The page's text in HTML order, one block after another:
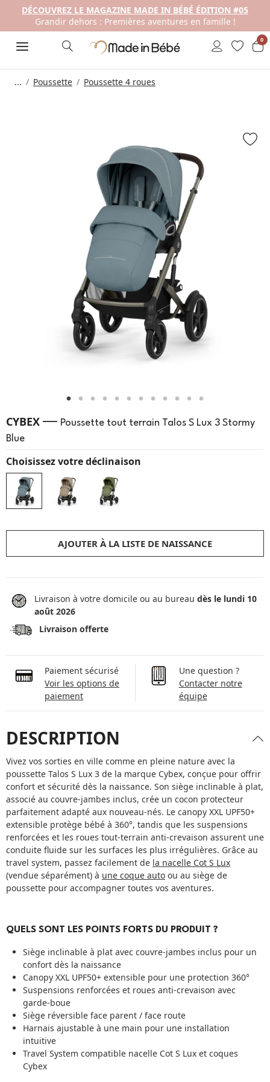
DÉCOUVREZ LE MAGAZINE MADE IN BÉBÉ ÉDITION #05
Grandir dehors : Premières aventures en famille !
0
... Poussette Poussette 4 roues
CYBEX — Poussette tout terrain Talos S Lux 3 Stormy
Blue
Choisissez votre déclinaison
AJOUTER À LA LISTE DE NAISSANCE
Livraison à votre domicile ou au bureaudès le lundi 10
août 2026
Livraison offerte
Paiement sécurisé
Voir les options de
paiement
Une question ?
Contacter notre
équipe
DESCRIPTION
Vivez vos sorties en ville comme en pleine nature avec la
poussette Talos S Lux 3 de la marque Cybex, conçue pour offrir
confort et sécurité dès la naissance. Son siège inclinable à plat,
associé au couvre-jambes inclus, crée un cocon protecteur
parfaitement adapté aux nouveau-nés. Le canopy XXL UPF50+
extensible protège bébé à 360°, tandis que les suspensions
renforcées et les roues tout-terrain anti-crevaison assurent une
conduite fluide sur les surfaces les plus irrégulières. Grâce au
travel system, passez facilement de la nacelle Cot S Lux
(vendue séparément) à une coque auto ou au siège de
poussette pour accompagner toutes vos aventures.
QUELS SONT LES POINTS FORTS DU PRODUIT ?
Siège inclinable à plat avec couvre-jambes inclus pour un
confort dès la naissance
Canopy XXL UPF50+ extensible pour une protection 360°
Suspensions renforcées et roues anti-crevaison avec
garde-boue
Siège réversible face parent / face route
Harnais ajustable à une main pour une installation
intuitive
Travel System compatible nacelle Cot S Lux et coques
Cybex